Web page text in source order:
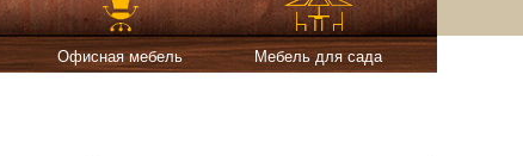
Офисная мебель Мебель для сада